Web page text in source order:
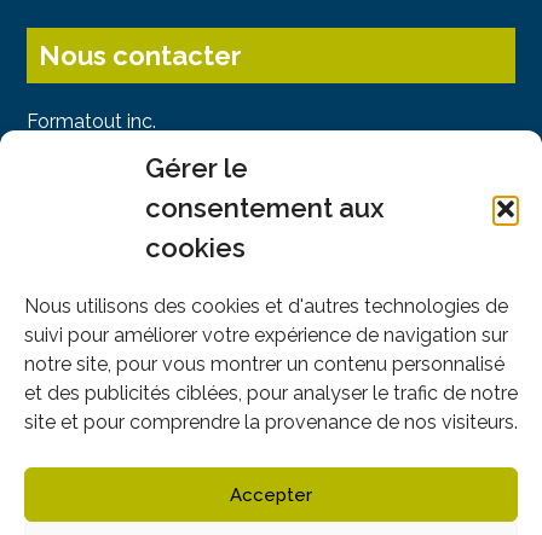
Gérer le
consentement aux
cookies
Nous utilisons des cookies et d'autres technologies de
suivi pour améliorer votre expérience de navigation sur
notre site, pour vous montrer un contenu personnalisé
et des publicités ciblées, pour analyser le trafic de notre
site et pour comprendre la provenance de nos visiteurs.
Accepter
Nous contacter
Formatout inc.
Piedmont, QC J0R 1K0
Montréal : 514-745-4949
info@formatout.com
Nous suivre